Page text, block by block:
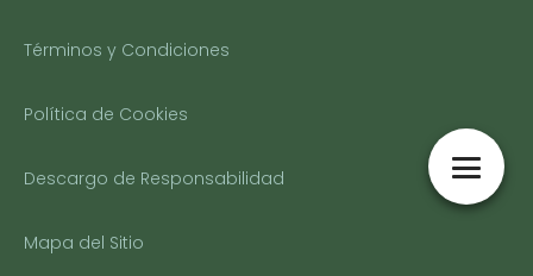
Términos y Condiciones
Política de Cookies
Descargo de Responsabilidad
Mapa del Sitio